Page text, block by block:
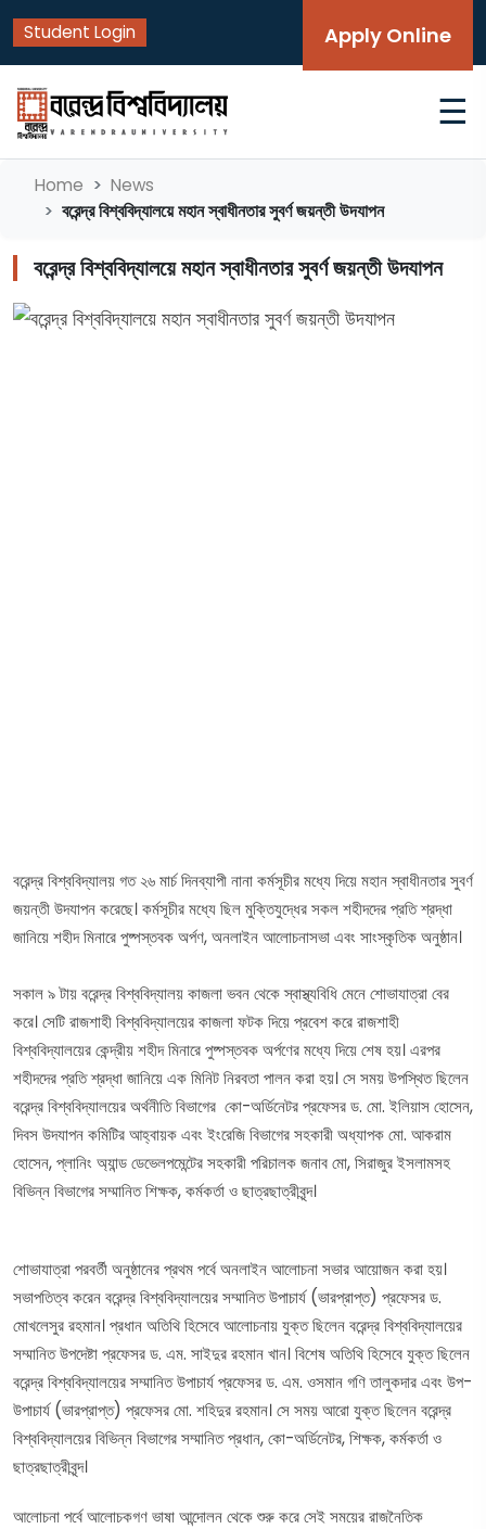
Student Login Apply Online
☰
Home News
বরেন্দ্র বিশ্ববিদ্যালয়ে মহান স্বাধীনতার সুবর্ণ জয়ন্তী উদযাপন
বরেন্দ্র বিশ্ববিদ্যালয়ে মহান স্বাধীনতার সুবর্ণ জয়ন্তী উদযাপন
বরেন্দ্র বিশ্ববিদ্যালয় গত ২৬ মার্চ দিনব্যাপী নানা কর্মসূচীর মধ্যে দিয়ে মহান স্বাধীনতার সুবর্ণ
জয়ন্তী উদযাপন করেছে। কর্মসূচীর মধ্যে ছিল মুক্তিযুদ্ধের সকল শহীদদের প্রতি শ্রদ্ধা
জানিয়ে শহীদ মিনারে পুষ্পস্তবক অর্পণ, অনলাইন আলোচনাসভা এবং সাংস্কৃতিক অনুষ্ঠান।
সকাল ৯ টায় বরেন্দ্র বিশ্ববিদ্যালয় কাজলা ভবন থেকে স্বাস্থ্যবিধি মেনে শোভাযাত্রা বের
করে। সেটি রাজশাহী বিশ্ববিদ্যালয়ের কাজলা ফটক দিয়ে প্রবেশ করে রাজশাহী
বিশ্ববিদ্যালয়ের কেন্দ্রীয় শহীদ মিনারে পুষ্পস্তবক অর্পণের মধ্যে দিয়ে শেষ হয়। এরপর
শহীদদের প্রতি শ্রদ্ধা জানিয়ে এক মিনিট নিরবতা পালন করা হয়। সে সময় উপস্থিত ছিলেন
বরেন্দ্র বিশ্ববিদ্যালয়ের অর্থনীতি বিভাগের কো-অর্ডিনেটর প্রফেসর ড. মো. ইলিয়াস হোসেন,
দিবস উদযাপন কমিটির আহ্বায়ক এবং ইংরেজি বিভাগের সহকারী অধ্যাপক মো. আকরাম
হোসেন, প্লানিং অ্যান্ড ডেভেলপমেন্টের সহকারী পরিচালক জনাব মো, সিরাজুর ইসলামসহ
বিভিন্ন বিভাগের সম্মানিত শিক্ষক, কর্মকর্তা ও ছাত্রছাত্রীবৃন্দ।
শোভাযাত্রা পরবর্তী অনুষ্ঠানের প্রথম পর্বে অনলাইন আলোচনা সভার আয়োজন করা হয়।
সভাপতিত্ব করেন বরেন্দ্র বিশ্ববিদ্যালয়ের সম্মানিত উপাচার্য (ভারপ্রাপ্ত) প্রফেসর ড.
মোখলেসুর রহমান। প্রধান অতিথি হিসেবে আলোচনায় যুক্ত ছিলেন বরেন্দ্র বিশ্ববিদ্যালয়ের
সম্মানিত উপদেষ্টা প্রফেসর ড. এম. সাইদুর রহমান খান। বিশেষ অতিথি হিসেবে যুক্ত ছিলেন
বরেন্দ্র বিশ্ববিদ্যালয়ের সম্মানিত উপাচার্য প্রফেসর ড. এম. ওসমান গণি তালুকদার এবং উপ-
উপাচার্য (ভারপ্রাপ্ত) প্রফেসর মো. শহিদুর রহমান। সে সময় আরো যুক্ত ছিলেন বরেন্দ্র
বিশ্ববিদ্যালয়ের বিভিন্ন বিভাগের সম্মানিত প্রধান, কো-অর্ডিনেটর, শিক্ষক, কর্মকর্তা ও
ছাত্রছাত্রীবৃন্দ।
আলোচনা পর্বে আলোচকগণ ভাষা আন্দোলন থেকে শুরু করে সেই সময়ের রাজনৈতিক